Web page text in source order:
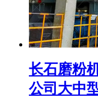
长石磨粉
公司大中